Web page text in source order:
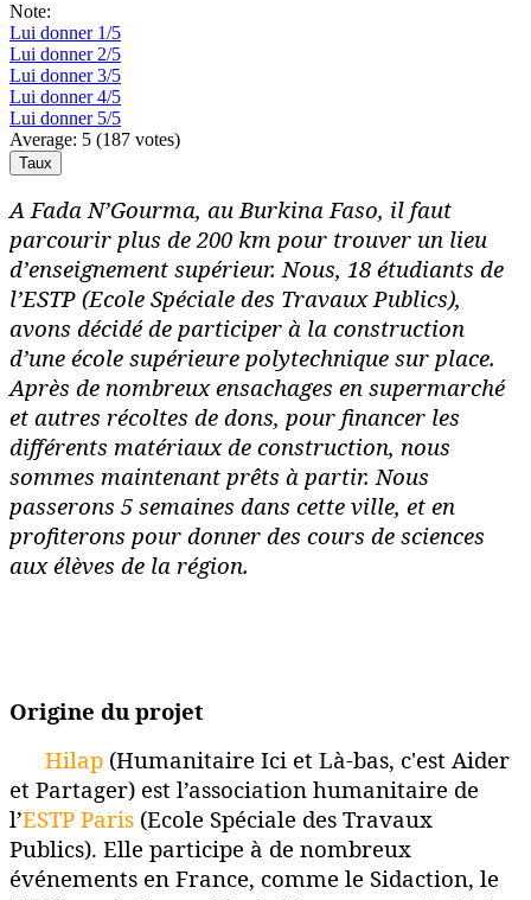
Note:
Lui donner 1/5
Lui donner 2/5
Lui donner 3/5
Lui donner 4/5
Lui donner 5/5
Average: 5 (187 votes)
A Fada N’Gourma, au Burkina Faso, il faut
parcourir plus de 200 km pour trouver un lieu
d’enseignement supérieur. Nous, 18 étudiants de
l’ESTP (Ecole Spéciale des Travaux Publics),
avons décidé de participer à la construction
d’une école supérieure polytechnique sur place.
Après de nombreux ensachages en supermarché
et autres récoltes de dons, pour financer les
différents matériaux de construction, nous
sommes maintenant prêts à partir. Nous
passerons 5 semaines dans cette ville, et en
profiterons pour donner des cours de sciences
aux élèves de la région.
Origine du projet
Hilap (Humanitaire Ici et Là-bas, c'est Aider
et Partager) est l’association humanitaire de
l’ESTP Paris (Ecole Spéciale des Travaux
Publics). Elle participe à de nombreux
événements en France, comme le Sidaction, le